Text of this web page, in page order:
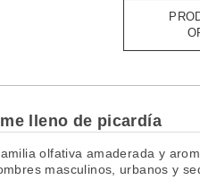
lleno de picardía
olfativa amaderada y
masculinos, urbanos y